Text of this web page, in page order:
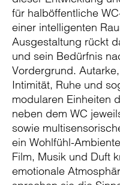
für halböffentliche
einer intelligenten
Ausgestaltung rückt
und sein Bedürfnis
Vordergrund.
Intimität, Ruhe und
modularen Einheiten
neben dem WC
sowie
ein Wohlfühl-
Film, Musik und Duft
emotionale